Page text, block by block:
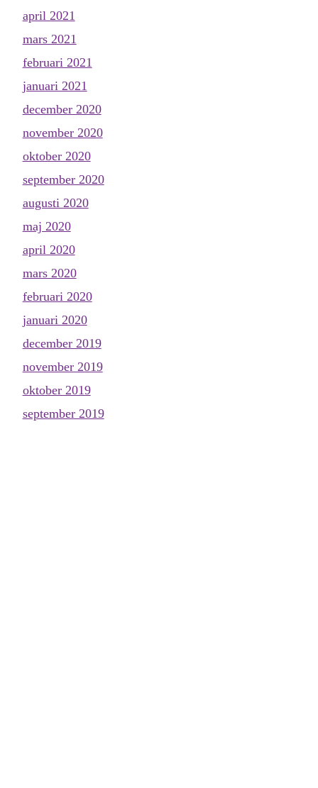
april 2021
mars 2021
februari 2021
januari 2021
december 2020
november 2020
oktober 2020
september 2020
augusti 2020
maj 2020
april 2020
mars 2020
februari 2020
januari 2020
december 2019
november 2019
oktober 2019
september 2019